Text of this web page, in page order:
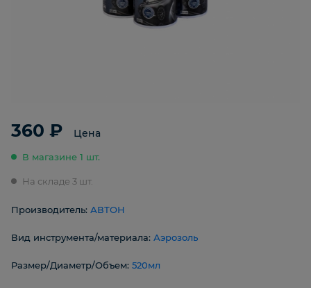
360 ₽ Цена
В магазине 1 шт.
На складе 3 шт.
Производитель: АВТОН
Вид инструмента/материала: Аэрозоль
Размер/Диаметр/Объем: 520мл